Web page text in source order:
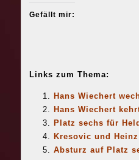
Gefällt mir:
Links zum Thema:
Hans Wiechert
Hans Wiechert
Platz sechs für Held
Kresovic und
Absturz auf Platz